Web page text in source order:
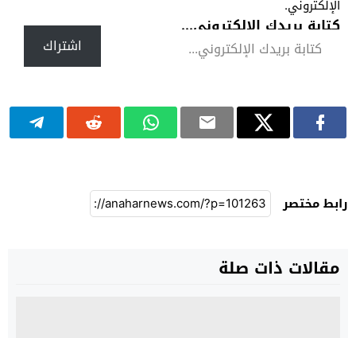
الإلكتروني.
كتابة بريدك الإلكتروني...
اشتراك
رابط مختصر
مقالات ذات صلة